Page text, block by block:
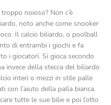
noioso? Non c’è
noto anche come snooker
Il calcio biliardo, o poolball
di entrambi i giochi e fa
i giocatori. Si gioca secondo
invece della stecca del biliardo
interi o mezzi in stile palle
con l’aiuto della palla bianca.
tutte le sue bilie e poi l’otto